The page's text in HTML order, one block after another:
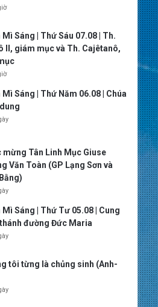
Mì Sáng | Thứ Sáu 07.08 | Th.
II, giám mục và Th. Cajêtanô,
Mì Sáng | Thứ Năm 06.08 | Chúa
mừng Tân Linh Mục Giuse
Văn Toàn (GP Lạng Sơn và
Mì Sáng | Thứ Tư 05.08 | Cung
đường Đức Maria
tôi từng là chủng sinh (Anh-